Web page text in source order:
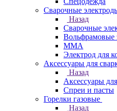
Сварочные
Назад
Сварочные
Вольфрамовые
ММА
Электрод для
Аксессуары для
Назад
Аксессуары
Спреи и пасты
Горелки газовые
Назад